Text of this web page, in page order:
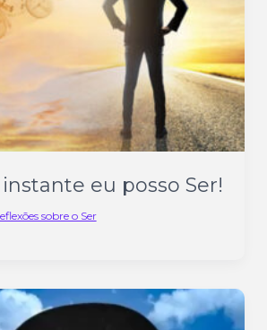
eu posso Ser!
sobre o Ser